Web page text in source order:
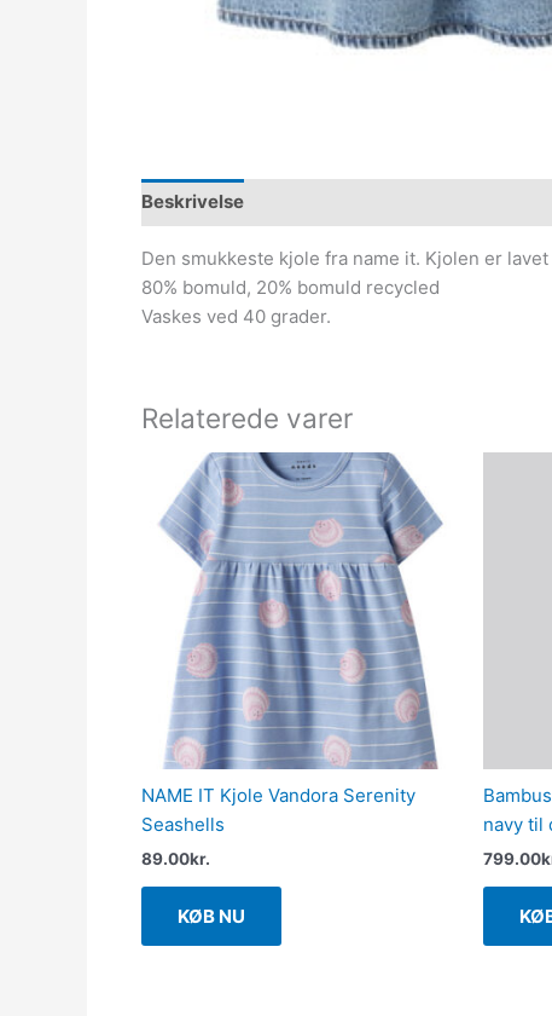
Beskrivelse
Den smukkeste kjole fra name it. Kjolen er
80% bomuld, 20% bomuld recycled
Vaskes ved 40 grader.
Relaterede varer
NAME IT Kjole Vandora Serenity
Seashells
89.00kr.
KØB NU
navy til
799.00